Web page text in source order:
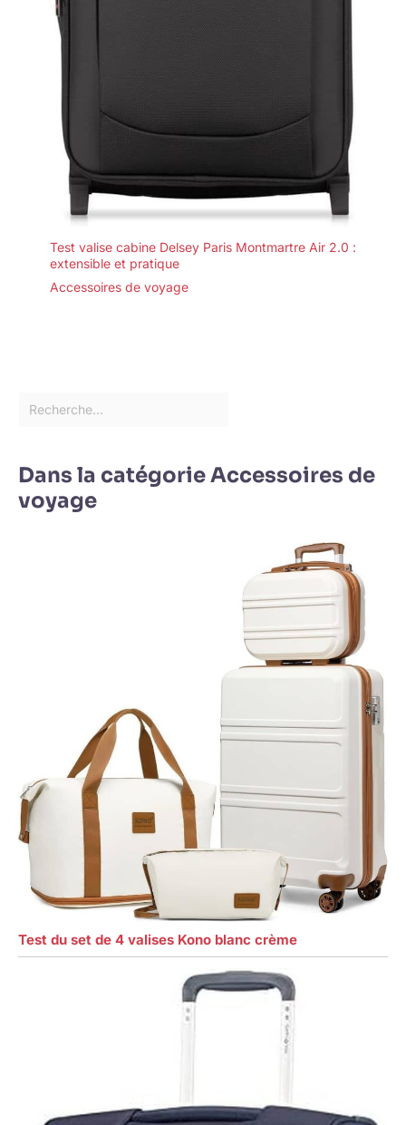
Test valise cabine Delsey Paris Montmartre Air 2.0 :
extensible et pratique
Accessoires de voyage
Dans la catégorie Accessoires de
voyage
Test du set de 4 valises Kono blanc crème